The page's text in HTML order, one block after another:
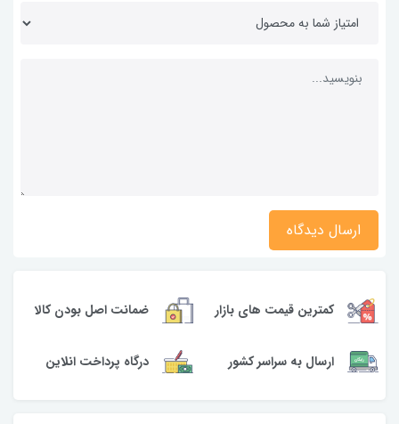
ارسال دیدگاه
کمترین قیمت های بازار ضمانت اصل بودن کالا
ارسال به سراسر کشور درگاه پرداخت انلاین